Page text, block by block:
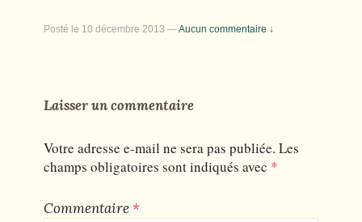
Posté le 10 décembre 2013 —Aucun commentaire ↓
Laisser un commentaire
Votre adresse e-mail ne sera pas publiée. Les
champs obligatoires sont indiqués avec *
Commentaire *